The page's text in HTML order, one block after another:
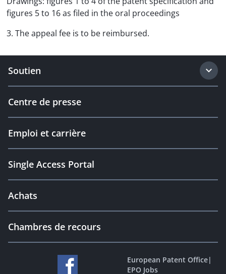
figures 5 to 16 as filed in the oral proceedings
3. The appeal fee is to be reimbursed.
Soutien
Centre de presse
Emploi et carrière
Single Access Portal
Achats
Chambres de recours
European Patent Office|
EPO Jobs